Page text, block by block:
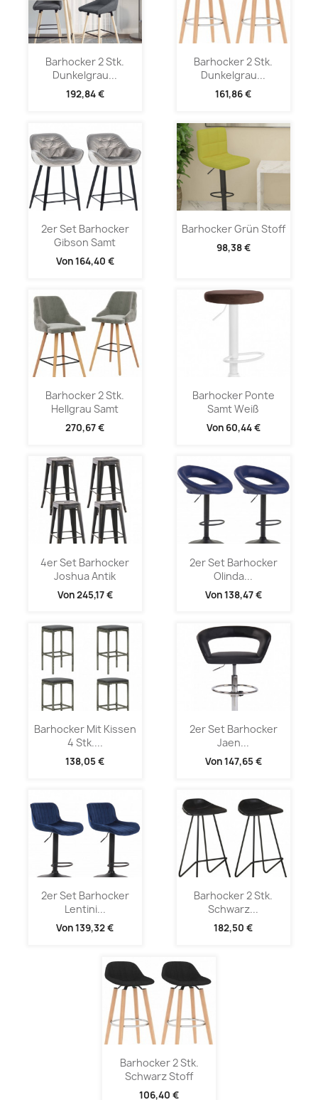
Barhocker 2 Stk.
Dunkelgrau...
192,84 €
Barhocker 2 Stk.
Dunkelgrau...
161,86 €
2er Set Barhocker
Gibson Samt
Von164,40 €
Barhocker Grün Stoff
98,38 €
Barhocker 2 Stk.
Hellgrau Samt
270,67 €
Barhocker Ponte
Samt Weiß
Von 60,44 €
4er Set Barhocker
Joshua Antik
Von245,17 €
2er Set Barhocker
Olinda...
Von138,47 €
Barhocker Mit Kissen
4 Stk....
138,05 €
2er Set Barhocker
Jaen...
Von147,65 €
2er Set Barhocker
Lentini...
Von139,32 €
Barhocker 2 Stk.
Schwarz...
182,50 €
Barhocker 2 Stk.
Schwarz Stoff
106,40 €